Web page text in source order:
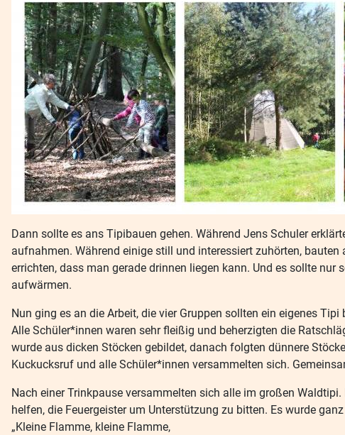
Dann sollte es ans Tipibauen gehen. Während Jens Schuler
aufnahmen. Während einige still und interessiert zuhörten,
errichten, dass man gerade drinnen liegen kann. Und es sollte
aufwärmen.
Nun ging es an die Arbeit, die vier Gruppen sollten ein eigenes
Alle Schüler*innen waren sehr fleißig und beherzigten die
wurde aus dicken Stöcken gebildet, danach folgten dünnere
Kuckucksruf und alle Schüler*innen versammelten sich.
Nach einer Trinkpause versammelten sich alle im großen
helfen, die Feuergeister um Unterstützung zu bitten. Es wurde
„Kleine Flamme, kleine Flamme,